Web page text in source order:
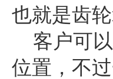
也就是齿轮
客户可以
位置，不